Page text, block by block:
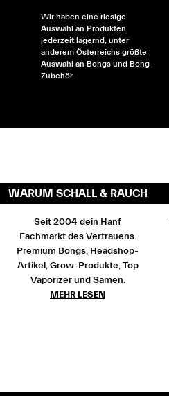
Wir haben eine riesige
Auswahl an Produkten
jederzeit lagernd, unter
anderem Österreichs größte
Auswahl an Bongs und Bong-
Zubehör
WARUM SCHALL & RAUCH
Seit 2004 dein Hanf
Fachmarkt des Vertrauens.
Premium Bongs, Headshop-
Artikel, Grow-Produkte, Top
Vaporizer und Samen.
MEHR LESEN